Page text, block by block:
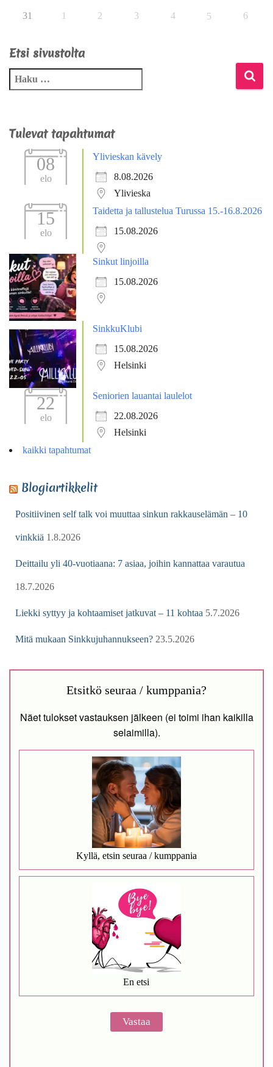
31 1 2 3 4 5 6
Etsi sivustolta
Tulevat tapahtumat
08
elo
Ylivieskan kävely
8.08.2026
Ylivieska
15
elo
Taidetta ja tallustelua Turussa 15.-16.8.2026
15.08.2026
Sinkut linjoilla
15.08.2026
SinkkuKlubi
15.08.2026
Helsinki
22
elo
Seniorien lauantai laulelot
22.08.2026
Helsinki
kaikki tapahtumat
Blogiartikkelit
Positiivinen self talk voi muuttaa sinkun rakkauselämän – 10
vinkkiä 1.8.2026
Deittailu yli 40-vuotiaana: 7 asiaa, joihin kannattaa varautua
18.7.2026
Liekki syttyy ja kohtaamiset jatkuvat – 11 kohtaa 5.7.2026
Mitä mukaan Sinkkujuhannukseen? 23.5.2026
Etsitkö seuraa / kumppania?
Näet tulokset vastauksen jälkeen (ei toimi ihan kaikilla
selaimilla).
Kyllä, etsin seuraa / kumppania
En etsi